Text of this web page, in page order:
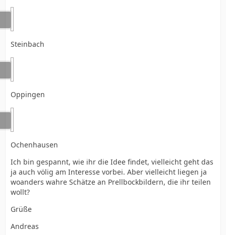
Steinbach
Oppingen
Ochenhausen
Ich bin gespannt, wie ihr die Idee findet, vielleicht geht das
ja auch völig am Interesse vorbei. Aber vielleicht liegen ja
woanders wahre Schätze an Prellbockbildern, die ihr teilen
wollt?
Grüße
Andreas